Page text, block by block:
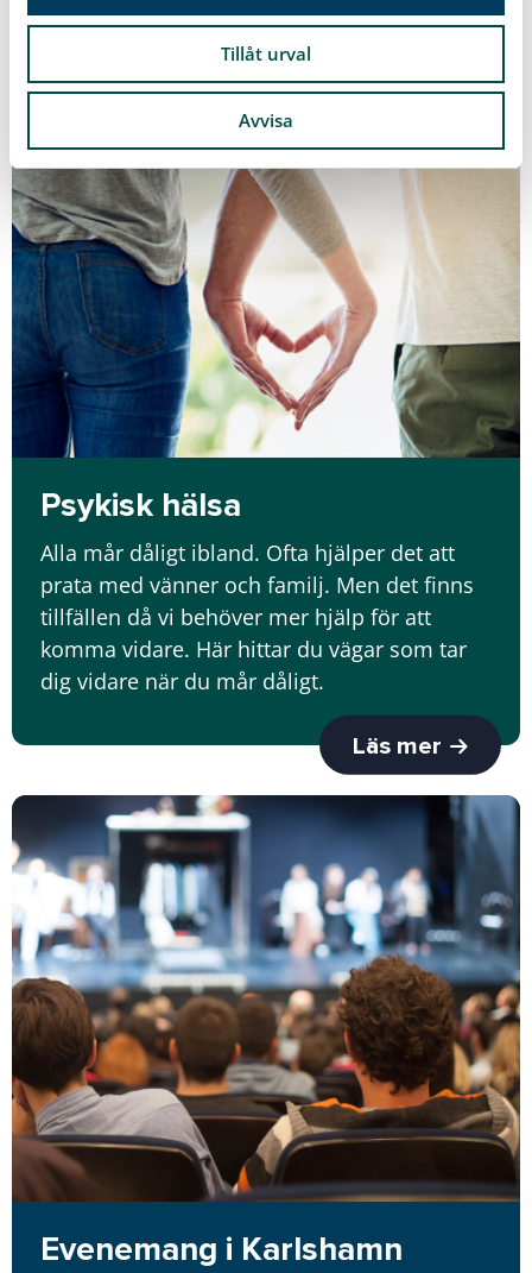
Tillåt urval
Avvisa
Psykisk hälsa
Alla mår dåligt ibland. Ofta hjälper det att
prata med vänner och familj. Men det finns
tillfällen då vi behöver mer hjälp för att
komma vidare. Här hittar du vägar som tar
dig vidare när du mår dåligt.
Läs mer
Evenemang i Karlshamn